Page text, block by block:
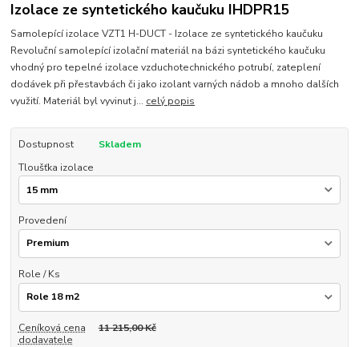
Izolace ze syntetického kaučuku IHDPR15
Samolepící izolace VZT1 H-DUCT - Izolace ze syntetického kaučuku
Revoluční samolepící izolační materiál na bázi syntetického kaučuku
vhodný pro tepelné izolace vzduchotechnického potrubí, zateplení
dodávek při přestavbách či jako izolant varných nádob a mnoho dalších
využití. Materiál byl vyvinut j... celý popis
Dostupnost
Skladem
Tloušťka izolace
Provedení
Role / Ks
Ceníková cena
dodavatele
11 215,00 Kč